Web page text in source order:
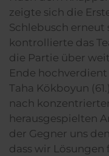
zeigte sich die
Schlebusch erneut
kontrollierte das
die Partie über
Ende
Taha Kökboyun
nach
herausgespielten
der Gegner uns
dass wir Lösungen